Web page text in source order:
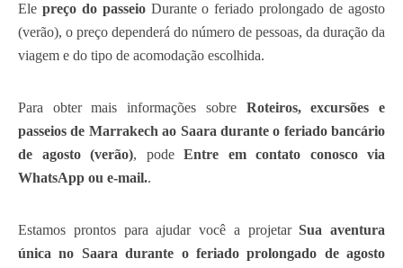
Ele preço do passeio Durante o feriado prolongado de agosto
(verão), o preço dependerá do número de pessoas, da duração da
viagem e do tipo de acomodação escolhida.
Para obter mais informações sobre Roteiros, excursões e
passeios de Marrakech ao Saara durante o feriado bancário
de agosto (verão), pode Entre em contato conosco via
WhatsApp ou e-mail..
Estamos prontos para ajudar você a projetarSua aventura
única no Saara durante o feriado prolongado de agosto